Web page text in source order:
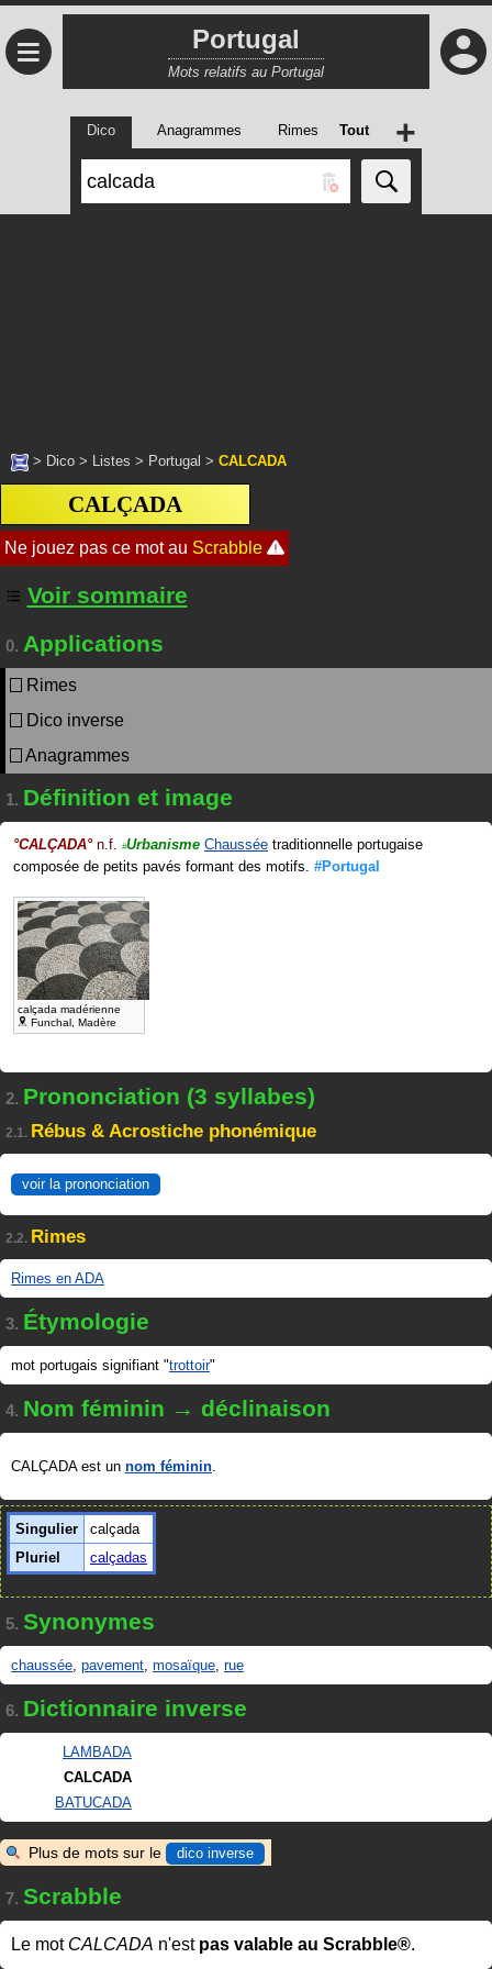
≡ Portugal
Mots relatifs au Portugal
Dico Anagrammes Rimes Tout +
> Dico > Listes > Portugal > CALCADA
CALÇADA
Voir sommaire
0. Applications
Rimes
Dico inverse
Anagrammes
1. Définition et image
°CALÇADA° n.f. #Urbanisme Chaussée traditionnelle portugaise
composée de petits pavés formant des motifs. #Portugal
calçada madérienne
Funchal, Madère
2. Prononciation (3 syllabes)
2.1. Rébus & Acrostiche phonémique
voir la prononciation
2.2. Rimes
Rimes en ADA
3. Étymologie
mot portugais signifiant "trottoir"
4. Nom féminin → déclinaison
CALÇADA est un nom féminin.
Singulier
calçada
Pluriel
calçadas
5. Synonymes
chaussée, pavement, mosaïque, rue
6. Dictionnaire inverse
LAMBADA
CALCADA
BATUCADA
Plus de mots sur le dico inverse
7. Scrabble
Le mot CALCADA n'est pas valable au Scrabble®.